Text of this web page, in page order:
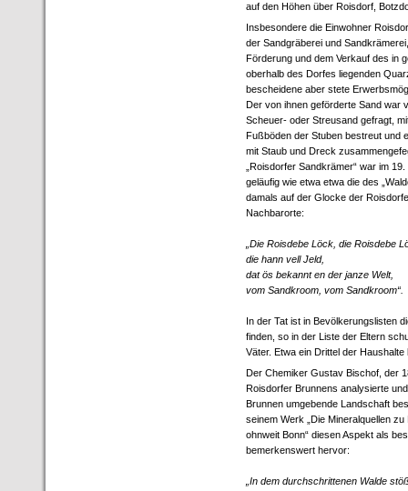
auf den Höhen über Roisdorf,
Insbesondere die Einwohner
der Sandgräberei und
Förderung und dem Verkauf des in
oberhalb des Dorfes liegenden
bescheidene aber stete
Der von ihnen geförderte Sand war
Scheuer- oder Streusand gefragt,
Fußböden der Stuben bestreut und
mit Staub und Dreck
„Roisdorfer Sandkrämer“ war im
geläufig wie etwa etwa die des
damals auf der Glocke der
Nachbarorte:
„Die Roisdebe Löck, die Roisdebe
die hann vell Jeld,
dat ös bekannt en der janze Welt,
vom Sandkroom, vom Sandkroom“.
In der Tat ist in Bevölkerungslisten
finden, so in der Liste der Eltern
Väter. Etwa ein Drittel der
Der Chemiker Gustav Bischof, der
Roisdorfer Brunnens analysierte
Brunnen umgebende Landschaft
seinem Werk „Die Mineralquellen zu
ohnweit Bonn“ diesen Aspekt als
bemerkenswert hervor:
„In dem durchschrittenen Walde